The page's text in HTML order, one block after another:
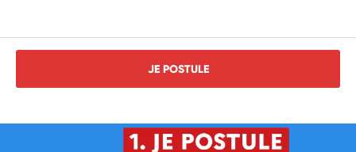
JE POSTULE